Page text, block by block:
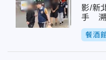
影/新
手 溯
餐酒